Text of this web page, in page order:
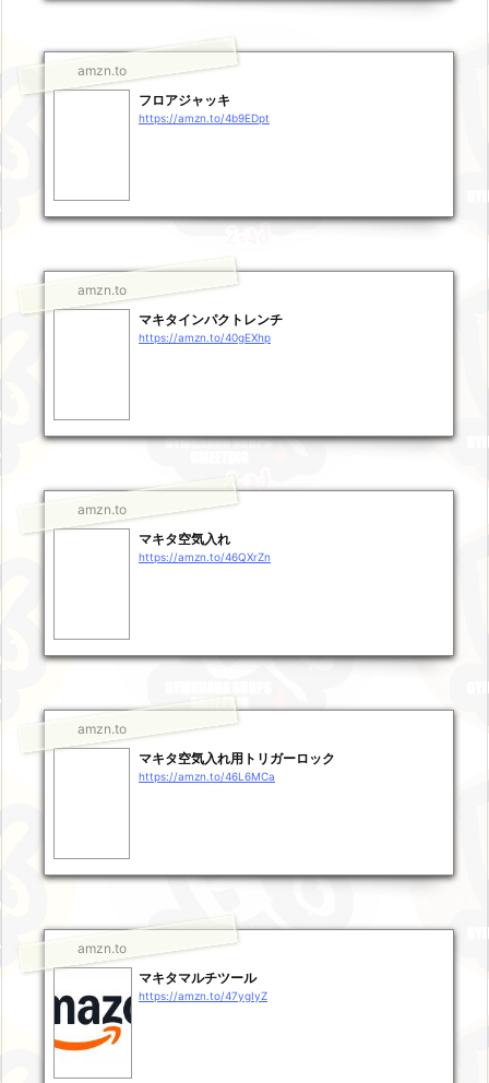
amzn.to
フロアジャッキ
https://amzn.to/4b9EDpt
amzn.to
マキタインパクトレンチ
https://amzn.to/40gEXhp
amzn.to
マキタ空気入れ
https://amzn.to/46QXrZn
amzn.to
マキタ空気入れ用トリガーロック
https://amzn.to/46L6MCa
amzn.to
マキタマルチツール
https://amzn.to/47ygIyZ